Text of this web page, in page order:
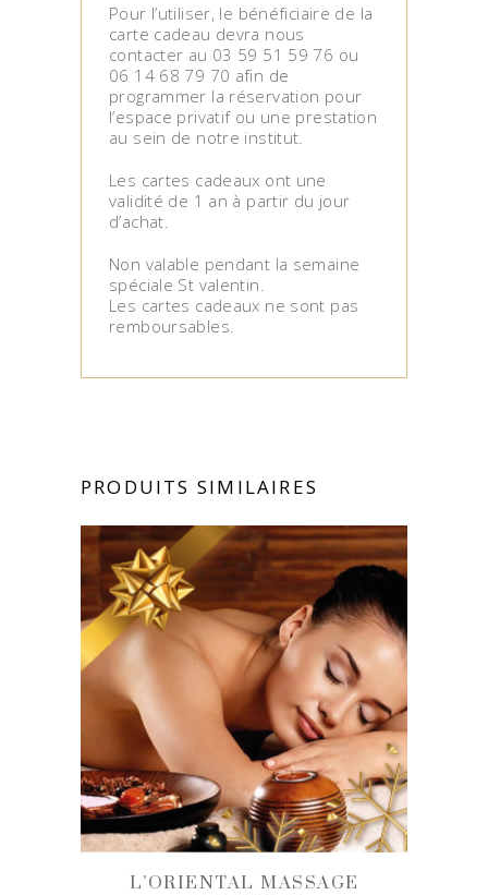
Pour l’utiliser, le bénéficiaire de la
carte cadeau devra nous
contacter au 03 59 51 59 76 ou
06 14 68 79 70 afin de
programmer la réservation pour
l’espace privatif ou une prestation
au sein de notre institut.
Les cartes cadeaux ont une
validité de 1 an à partir du jour
d’achat.
Non valable pendant la semaine
spéciale St valentin.
Les cartes cadeaux ne sont pas
remboursables.
PRODUITS SIMILAIRES
L’ORIENTAL MASSAGE